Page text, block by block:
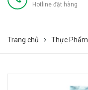
Hotline đặt hàng
Trang chủ Thực Phẩm